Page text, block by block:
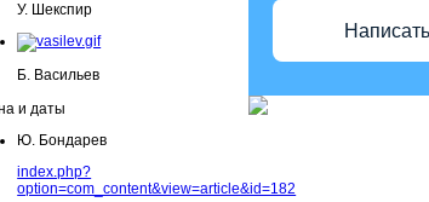
У. Шекспир
Б. Васильев
и даты
Ю. Бондарев
index.php?
option=com_content&view=article&id=182
Написать